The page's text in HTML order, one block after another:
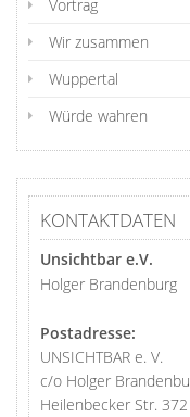
Vortrag
Wir zusammen
Wuppertal
Würde wahren
KONTAKTDATEN
Unsichtbar e.V.
Holger Brandenburg
Postadresse:
UNSICHTBAR e. V.
c/o Holger
Heilenbecker Str. 372